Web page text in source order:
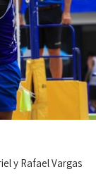
y Rafael Vargas